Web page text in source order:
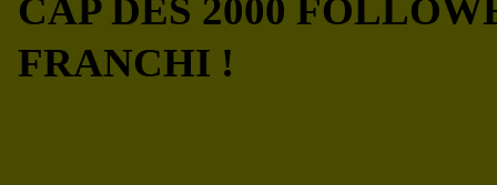
CAP DES 2000
FRANCHI !